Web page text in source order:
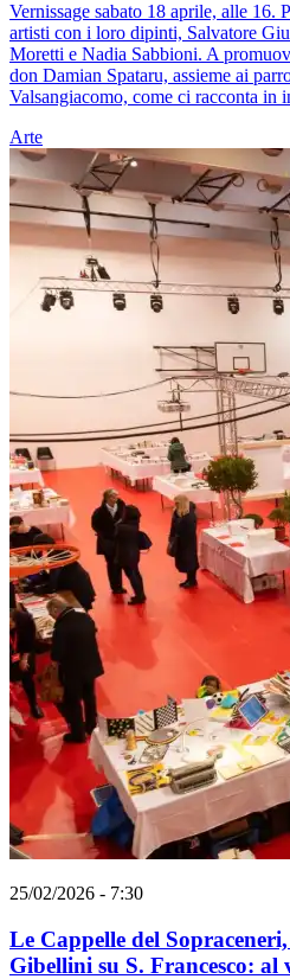
Vernissage sabato 18 aprile, alle 16.
artisti con i loro dipinti, Salvatore
Moretti e Nadia Sabbioni. A
don Damian Spataru, assieme ai
Valsangiacomo, come ci racconta in
Arte
25/02/2026 - 7:30
Le Cappelle del
Gibellini su S. Francesco: